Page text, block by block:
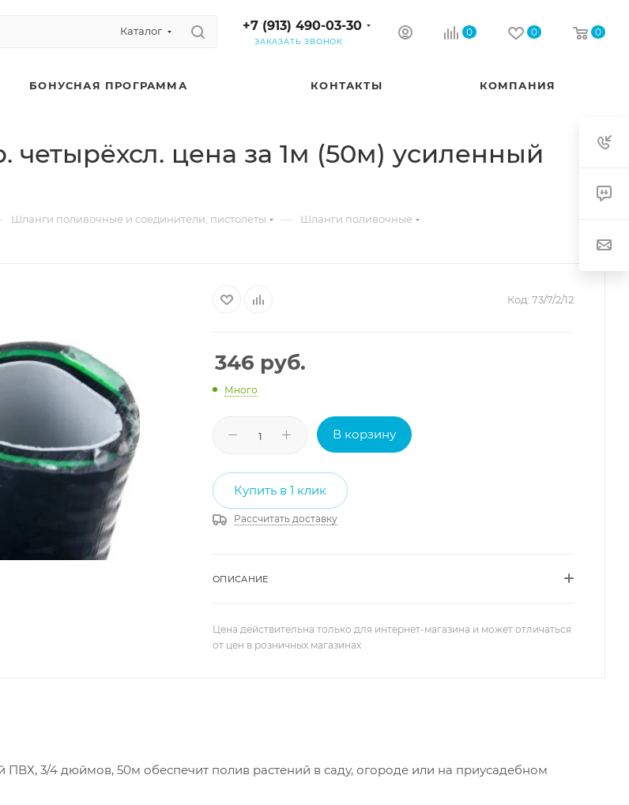
Каталог +7 (913) 490-03-30
ЗАКАЗАТЬ ЗВОНОК
0 0 0
БОНУСНАЯ ПРОГРАММА КОНТАКТЫ КОМПАНИЯ
цена за 1м (50м) усиленный
Шланги поливочные и соединители, пистолеты — Шланги поливочные
Код: 73/7/2/12
346 руб.
Много
В корзину
Купить в 1 клик
Рассчитать доставку
ОПИСАНИЕ
Цена действительна только для интернет-магазина и может отличаться
от цен в розничных магазинах
3/4 дюймов, 50м обеспечит полив растений в саду, огороде или на приусадебном